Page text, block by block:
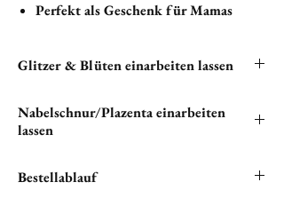
Perfekt als Geschenk für Mamas
Glitzer & Blüten einarbeiten lassen
deine Armkette einarbeiten zu lassen. Bitte
klicken unten auf "
Nabelschnur/Plazenta einarbeiten
lassen
deinem einzigartigen Schmuckstück verewigen
Bestellablauf